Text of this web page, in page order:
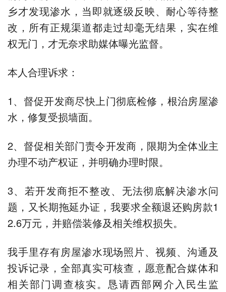
乡才发现渗水，当即就逐级反映、耐心等待整
改，所有正规渠道都走过却毫无结果，实在维
权无门，才无奈求助媒体曝光监督。
本人合理诉求：
1、督促开发商尽快上门彻底检修，根治房屋渗
水，修复受损墙面。
2、督促相关部门责令开发商，限期为全体业主
办理不动产权证，并明确办理时限。
3、若开发商拒不整改、无法彻底解决渗水问
题，又长期拖延办证，我要求全额退还购房款1
2.6万元，并赔偿装修及相关维权损失。
我手里存有房屋渗水现场照片、视频、沟通及
投诉记录，全部真实可核查，愿意配合媒体和
相关部门调查核实。恳请西部网介入民生监